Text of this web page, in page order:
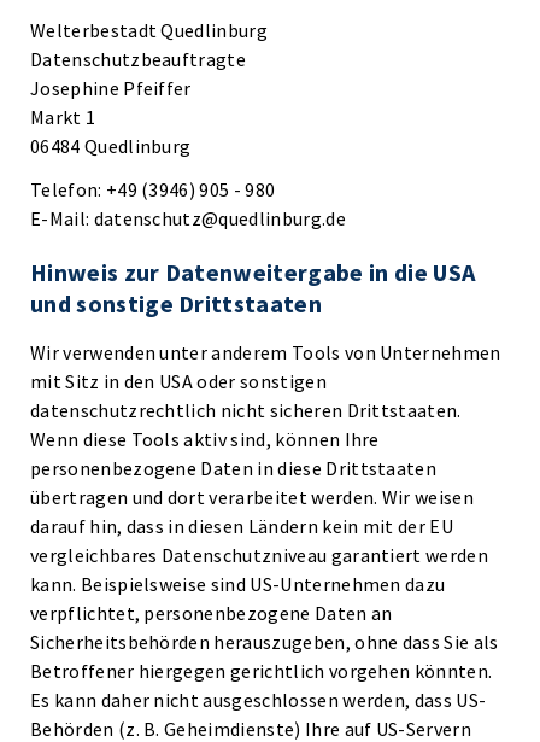
Welterbestadt Quedlinburg
Datenschutzbeauftragte
Josephine Pfeiffer
Markt 1
06484 Quedlinburg
Telefon: +49 (3946) 905 - 980
E-Mail: datenschutz@quedlinburg.de
Hinweis zur Datenweitergabe in die USA
und sonstige Drittstaaten
Wir verwenden unter anderem Tools von Unternehmen
mit Sitz in den USA oder sonstigen
datenschutzrechtlich nicht sicheren Drittstaaten.
Wenn diese Tools aktiv sind, können Ihre
personenbezogene Daten in diese Drittstaaten
übertragen und dort verarbeitet werden. Wir weisen
darauf hin, dass in diesen Ländern kein mit der EU
vergleichbares Datenschutzniveau garantiert werden
kann. Beispielsweise sind US-Unternehmen dazu
verpflichtet, personenbezogene Daten an
Sicherheitsbehörden herauszugeben, ohne dass Sie als
Betroffener hiergegen gerichtlich vorgehen könnten.
Es kann daher nicht ausgeschlossen werden, dass US-
Behörden (z. B. Geheimdienste) Ihre auf US-Servern